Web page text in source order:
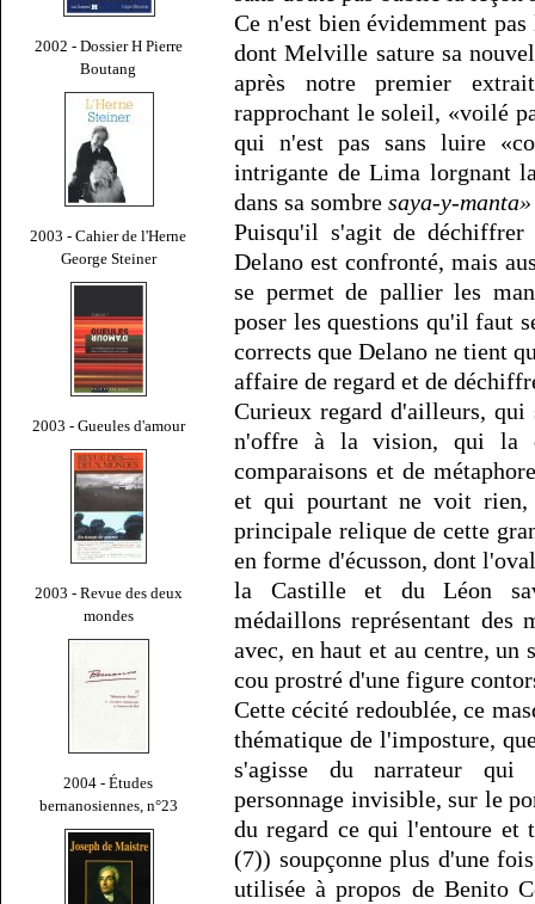
2002 - Dossier H Pierre
Boutang
2003 - Cahier de l'Herne
George Steiner
2003 - Gueules d'amour
2003 - Revue des deux
mondes
2004 - Études
bernanosiennes, n°23
Ce n'est bien évidemment
dont Melville sature sa
après notre premier
rapprochant le soleil, «voilé
qui n'est pas sans luire
intrigante de Lima lorgnant
dans sa sombre saya-y-manta»
Puisqu'il s'agit de
Delano est confronté, mais
se permet de pallier les
poser les questions qu'il faut
corrects que Delano ne tient
affaire de regard et de
Curieux regard d'ailleurs,
n'offre à la vision, qui la
comparaisons et de
et qui pourtant ne voit
principale relique de cette
en forme d'écusson, dont
la Castille et du Léon
médaillons représentant des
avec, en haut et au centre, un
cou prostré d'une figure
Cette cécité redoublée, ce
thématique de l'imposture,
s'agisse du narrateur qui
personnage invisible, sur le
du regard ce qui l'entoure et
(7)) soupçonne plus d'une
utilisée à propos de Benito